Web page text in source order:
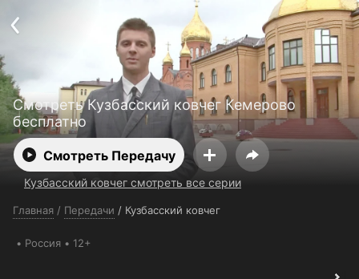
Смотреть Кузбасский ковчег Кемерово
бесплатно
Смотреть Передачу
Кузбасский ковчег смотреть все серии
Главная / Передачи / Кузбасский ковчег
Россия 12+
Пользовательское соглашение
Политика конфиденциальности
Для партнёров
Открыть приложение
Ввести промокод
Установить на ТВ
Бесплатные каналы Контакты